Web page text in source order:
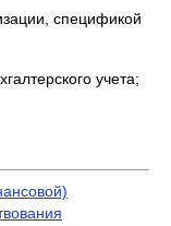
спецификой
учета;